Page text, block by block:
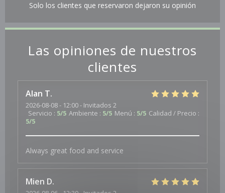
Las opiniones de nuestros
clientes
Alan T
2026-08-08- 12:00 - Invitados 2
Servicio : 5/5 Ambiente : 5/5 Menú : 5/5 Calidad / Precio :
5/5
Always great food and service
Mien D
Solo los clientes que reservaron dejaron su opinión